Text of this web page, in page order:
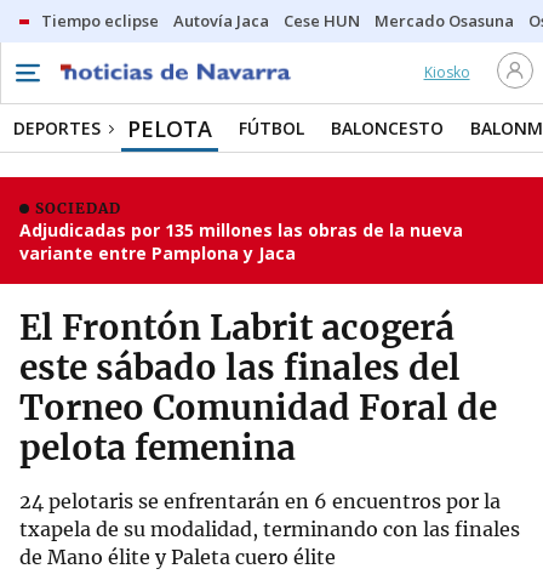
Tiempo eclipse Autovía Jaca Cese HUN Mercado Osasuna
Kiosko
DEPORTES PELOTA FÚTBOL BALONCESTO
SOCIEDAD
Adjudicadas por 135 millones las obras de la nueva
variante entre Pamplona y Jaca
El Frontón Labrit acogerá
este sábado las finales del
Torneo Comunidad Foral de
pelota femenina
24 pelotaris se enfrentarán en 6 encuentros por la
txapela de su modalidad, terminando con las finales
de Mano élite y Paleta cuero élite